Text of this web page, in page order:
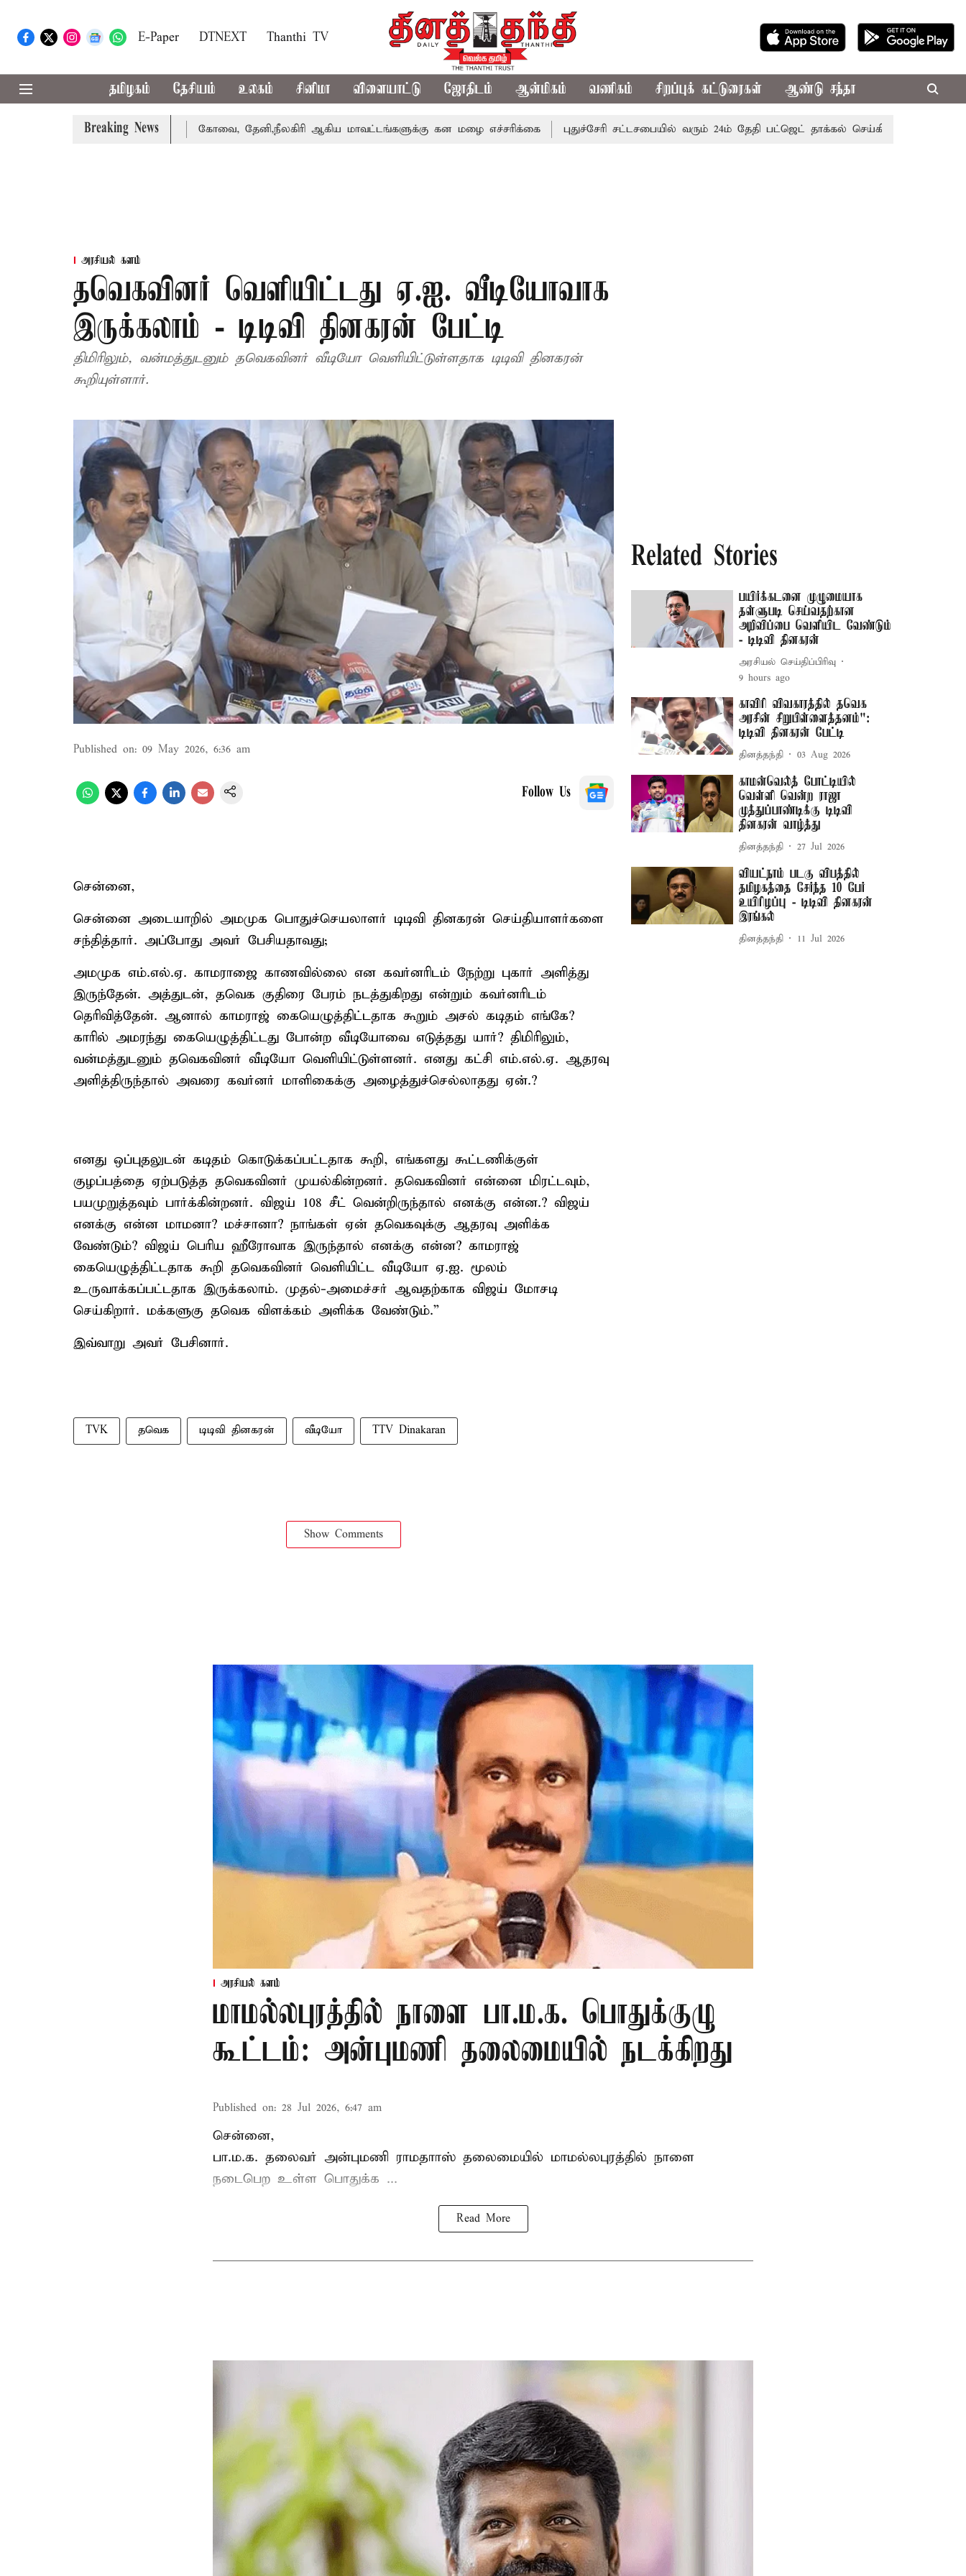
E-Paper DTNEXT Thanthi TV
தமிழகம் தேசியம் உலகம் சினிமா விளையாட்டு ஜோதிடம் ஆன்மிகம் வணிகம் சிறப்புக் கட்டுரைகள் ஆண்டு சந்தா
Breaking News
வாபஸ் பெற்றார் சங்கீதா கோவை, தேனி,நீலகிரி ஆகிய மாவட்டங்களுக்கு கன மழை எச்சரிக்கை புதுச்சேரி சட்டசபையில் வரும் 24ம் தேதி பட்ஜெட் தாக்கல் செய்கிறார் முதல்-அமைச்சர்
அரசியல் களம்
தவெகவினர் வெளியிட்டது ஏ.ஐ. வீடியோவாக
இருக்கலாம் - டிடிவி தினகரன் பேட்டி
திமிரிலும், வன்மத்துடனும் தவெகவினர் வீடியோ வெளியிட்டுள்ளதாக டிடிவி தினகரன்
கூறியுள்ளார்.
Published on: 09 May 2026, 6:36 am
Follow Us
சென்னை,
சென்னை அடையாறில் அமமுக பொதுச்செயலாளர் டிடிவி தினகரன் செய்தியாளர்களை
சந்தித்தார். அப்போது அவர் பேசியதாவது;
அமமுக எம்.எல்.ஏ. காமராஜை காணவில்லை என கவர்னரிடம் நேற்று புகார் அளித்து
இருந்தேன். அத்துடன், தவெக குதிரை பேரம் நடத்துகிறது என்றும் கவர்னரிடம்
தெரிவித்தேன். ஆனால் காமராஜ் கையெழுத்திட்டதாக கூறும் அசல் கடிதம் எங்கே?
காரில் அமரந்து கையெழுத்திட்டது போன்ற வீடியோவை எடுத்தது யார்? திமிரிலும்,
வன்மத்துடனும் தவெகவினர் வீடியோ வெளியிட்டுள்ளனர். எனது கட்சி எம்.எல்.ஏ. ஆதரவு
அளித்திருந்தால் அவரை கவர்னர் மாளிகைக்கு அழைத்துச்செல்லாதது ஏன்.?
எனது ஒப்புதலுடன் கடிதம் கொடுக்கப்பட்டதாக கூறி, எங்களது கூட்டணிக்குள்
குழப்பத்தை ஏற்படுத்த தவெகவினர் முயல்கின்றனர். தவெகவினர் என்னை மிரட்டவும்,
பயமுறுத்தவும் பார்க்கின்றனர். விஜய் 108 சீட் வென்றிருந்தால் எனக்கு என்ன.? விஜய்
எனக்கு என்ன மாமனா? மச்சானா? நாங்கள் ஏன் தவெகவுக்கு ஆதரவு அளிக்க
வேண்டும்? விஜய் பெரிய ஹீரோவாக இருந்தால் எனக்கு என்ன? காமராஜ்
கையெழுத்திட்டதாக கூறி தவெகவினர் வெளியிட்ட வீடியோ ஏ.ஐ. மூலம்
உருவாக்கப்பட்டதாக இருக்கலாம். முதல்-அமைச்சர் ஆவதற்காக விஜய் மோசடி
செய்கிறார். மக்களுகு தவெக விளக்கம் அளிக்க வேண்டும்.”
இவ்வாறு அவர் பேசினார்.
TVK தவெக டிடிவி தினகரன் வீடியோ TTV Dinakaran
Show Comments
Related Stories
பயிர்க்கடனை முழுமையாக
தள்ளுபடி செய்வதற்கான
அறிவிப்பை வெளியிட வேண்டும்
- டிடிவி தினகரன்
அரசியல் செய்திப்பிரிவு
9 hours ago
காவிரி விவகாரத்தில் தவெக
அரசின் சிறுபிள்ளைத்தனம்":
டிடிவி தினகரன் பேட்டி
தினத்தந்தி 03 Aug 2026
காமன்வெல்த் போட்டியில்
வெள்ளி வென்ற ராஜா
முத்துப்பாண்டிக்கு டிடிவி
தினகரன் வாழ்த்து
தினத்தந்தி 27 Jul 2026
வியட்நாம் படகு விபத்தில்
தமிழகத்தை சேர்ந்த 10 பேர்
உயிரிழப்பு - டிடிவி தினகரன்
இரங்கல்
தினத்தந்தி 11 Jul 2026
அரசியல் களம்
மாமல்லபுரத்தில் நாளை பா.ம.க. பொதுக்குழு
கூட்டம்: அன்புமணி தலைமையில் நடக்கிறது
Published on: 28 Jul 2026, 6:47 am
சென்னை,
பா.ம.க. தலைவர் அன்புமணி ராமதாாஸ் தலைமையில் மாமல்லபுரத்தில் நாளை
நடைபெற உள்ள பொதுக்க ...
Read More